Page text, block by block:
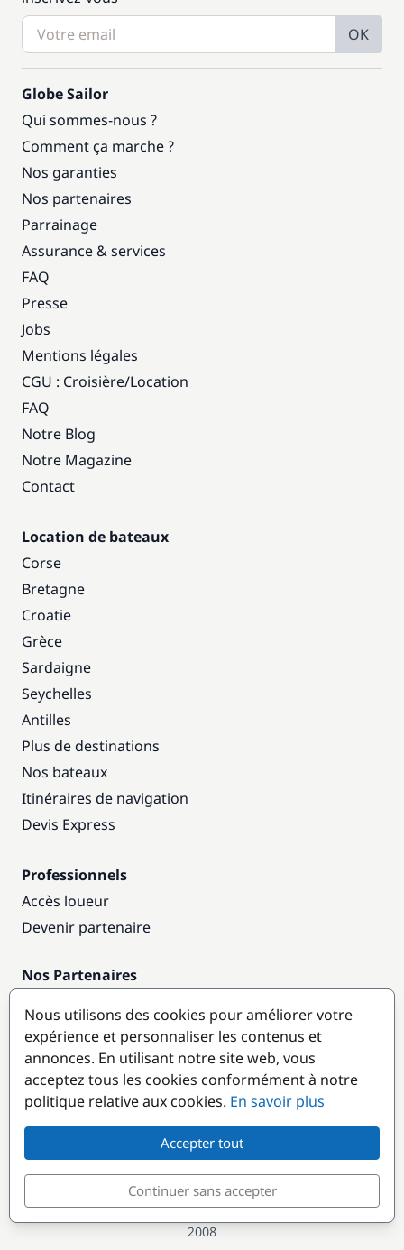
OK
Globe Sailor
Qui sommes-nous ?
Comment ça marche ?
Nos garanties
Nos partenaires
Parrainage
Assurance & services
FAQ
Presse
Jobs
Mentions légales
CGU : Croisière/Location
FAQ
Notre Blog
Notre Magazine
Contact
Location de bateaux
Corse
Bretagne
Croatie
Grèce
Sardaigne
Seychelles
Antilles
Plus de destinations
Nos bateaux
Itinéraires de navigation
Devis Express
Professionnels
Accès loueur
Devenir partenaire
Nos Partenaires
Destinations populaires
© GlobeSailor
Croisières & Location de bateaux depuis
2008
Nous utilisons des cookies pour améliorer votre
expérience et personnaliser les contenus et
annonces. En utilisant notre site web, vous
acceptez tous les cookies conformément à notre
politique relative aux cookies. En savoir plus
Accepter tout
Continuer sans accepter